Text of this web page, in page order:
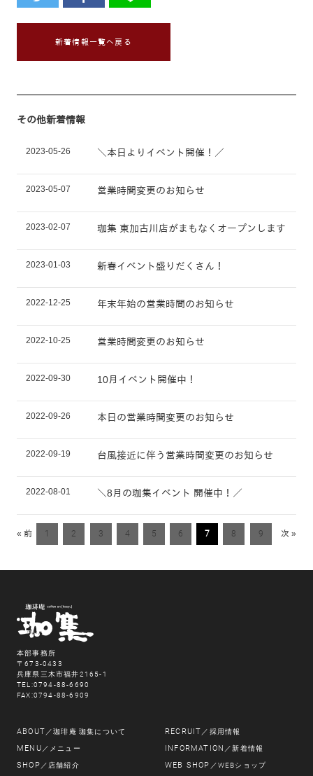
新着情報一覧へ戻る
その他新着情報
2023-05-26 ＼本日よりイベント開催！／
2023-05-07 営業時間変更のお知らせ
2023-02-07 珈集 東加古川店がまもなくオープンします
2023-01-03 新春イベント盛りだくさん！
2022-12-25 年末年始の営業時間のお知らせ
2022-10-25 営業時間変更のお知らせ
2022-09-30 10月イベント開催中！
2022-09-26 本日の営業時間変更のお知らせ
2022-09-19 台風接近に伴う営業時間変更のお知らせ
2022-08-01 ＼8月の珈集イベント 開催中！／
« 前 1 2 3 4 5 6 7 8 9 次 »
本部事務所
〒673-0433
兵庫県三木市福井2165-1
TEL:0794-88-6690
FAX:0794-88-6909
ABOUT ／珈琲庵 珈集について RECRUIT ／採用情報
MENU ／メニュー INFORMATION ／新着情報
SHOP ／店舗紹介 WEB SHOP ／WEBショップ